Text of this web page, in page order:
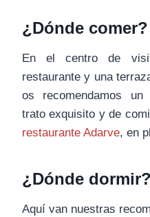
¿Dónde comer?
En el centro de
restaurante y una
os recomendamos un
trato exquisito y de
restaurante Adarve, en
¿Dónde dormir?
Aquí van nuestras